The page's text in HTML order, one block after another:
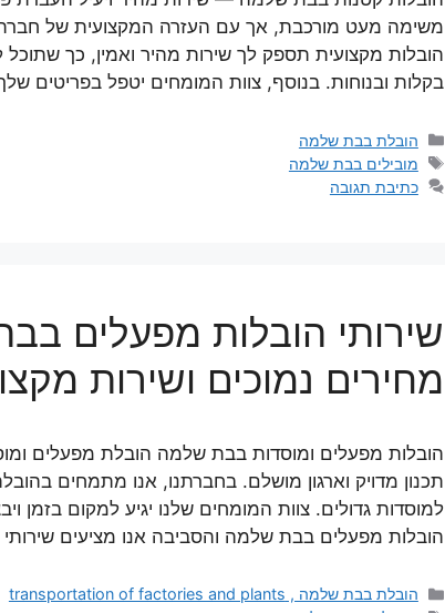
משימה מעט מורכבת, אך עם העזרה המקצועית של חברת
הובלות מקצועית תספק לך שירות מהיר ואמין, כך
בקלות ובנוחות. בנוסף, צוות המומחים יטפל בפריטים
קטגוריות
הובלת בבת שלמה
תגיות
מובילים בבת שלמה
כתיבת תגובה
שירותי הובלות מפעלים
מחירים נמוכים ושירות
הובלות מפעלים ומוסדות בבת שלמה הובלת מפעלים
תכנון מדויק וארגון מושלם. בחברתנו, אנו מתמחים
למוסדות גדולים. צוות המומחים שלנו יגיע למקום בזמן
הובלות מפעלים בבת שלמה והסביבה אנו מציעים
קטגוריות
הובלת בבת שלמה , transportation of factories and plants